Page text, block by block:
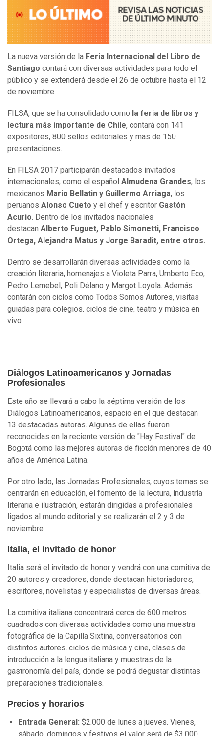
La nueva versión de la Feria Internacional del Libro de
Santiago contará con diversas actividades para todo el
público y se extenderá desde el 26 de octubre hasta el 12
de noviembre.
FILSA, que se ha consolidado como la feria de libros y
lectura más importante de Chile, contará con 141
expositores, 800 sellos editoriales y más de 150
presentaciones.
En FILSA 2017 participarán destacados invitados
internacionales, como el español Almudena Grandes, los
mexicanos Mario Bellatin y Guillermo Arriaga, los
peruanos Alonso Cueto y el chef y escritor Gastón
Acurio. Dentro de los invitados nacionales
destacan Alberto Fuguet, Pablo Simonetti, Francisco
Ortega, Alejandra Matus y Jorge Baradit, entre otros.
Dentro se desarrollarán diversas actividades como la
creación literaria, homenajes a Violeta Parra, Umberto Eco,
Pedro Lemebel, Poli Délano y Margot Loyola. Además
contarán con ciclos como Todos Somos Autores, visitas
guiadas para colegios, ciclos de cine, teatro y música en
vivo.
Diálogos Latinoamericanos y Jornadas
Profesionales
Este año se llevará a cabo la séptima versión de los
Diálogos Latinoamericanos, espacio en el que destacan
13 destacadas autoras. Algunas de ellas fueron
reconocidas en la reciente versión de "Hay Festival" de
Bogotá como las mejores autoras de ficción menores de 40
años de América Latina.
Por otro lado, las Jornadas Profesionales, cuyos temas se
centrarán en educación, el fomento de la lectura, industria
literaria e ilustración, estarán dirigidas a profesionales
ligados al mundo editorial y se realizarán el 2 y 3 de
noviembre.
Italia, el invitado de honor
Italia será el invitado de honor y vendrá con una comitiva de
20 autores y creadores, donde destacan historiadores,
escritores, novelistas y especialistas de diversas áreas.
La comitiva italiana concentrará cerca de 600 metros
cuadrados con diversas actividades como una muestra
fotográfica de la Capilla Sixtina, conversatorios con
distintos autores, ciclos de música y cine, clases de
introducción a la lengua italiana y muestras de la
gastronomía del país, donde se podrá degustar distintas
preparaciones tradicionales.
Precios y horarios
Entrada General: $2.000 de lunes a jueves. Vienes,
sábado, domingos y festivos el valor será de $3.000,